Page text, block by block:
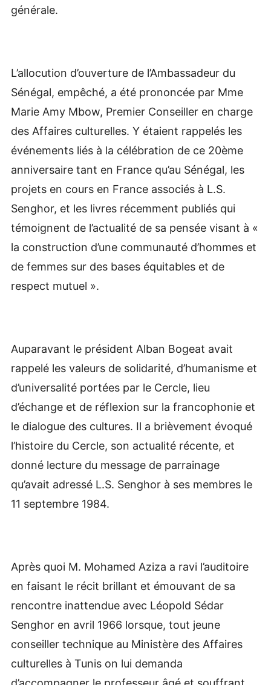
générale.
L’allocution d’ouverture de l’Ambassadeur du
Sénégal, empêché, a été prononcée par Mme
Marie Amy Mbow, Premier Conseiller en charge
des Affaires culturelles. Y étaient rappelés les
événements liés à la célébration de ce 20ème
anniversaire tant en France qu’au Sénégal, les
projets en cours en France associés à L.S.
Senghor, et les livres récemment publiés qui
témoignent de l’actualité de sa pensée visant à «
la construction d’une communauté d’hommes et
de femmes sur des bases équitables et de
respect mutuel ».
Auparavant le président Alban Bogeat avait
rappelé les valeurs de solidarité, d’humanisme et
d’universalité portées par le Cercle, lieu
d’échange et de réflexion sur la francophonie et
le dialogue des cultures. Il a brièvement évoqué
l’histoire du Cercle, son actualité récente, et
donné lecture du message de parrainage
qu’avait adressé L.S. Senghor à ses membres le
11 septembre 1984.
Après quoi M. Mohamed Aziza a ravi l’auditoire
en faisant le récit brillant et émouvant de sa
rencontre inattendue avec Léopold Sédar
Senghor en avril 1966 lorsque, tout jeune
conseiller technique au Ministère des Affaires
culturelles à Tunis on lui demanda